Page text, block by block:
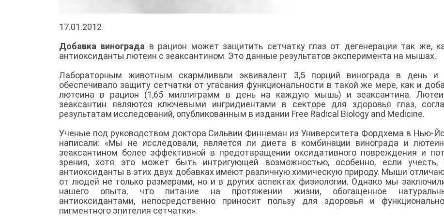
17.01.2012
Добавка винограда в рацион может защитить сетчатку глаз от дегенерации так же,
антиоксиданты лютеин с зеаксантином. Это данные результатов эксперимента на мышах.
Лабораторным животным скармливали эквивалент 3,5 порций винограда в день и
обеспечивало защиту сетчатки от угасания функциональности в такой же мере, как и
лютеина в рацион (1,65 миллиграмм в день на каждую мышь) и зеаксантина.
зеаксантин являются ключевыми ингридиентами в секторе для здоровья глаз,
результатам исследований, опубликованным в издании Free Radical Biology and Medicine.
Ученые под руководством доктора Сильвии Финнеман из Университета Фордхема в Нью-
написали: «Мы не исследовали, является ли диета в комбинации винограда и
зеаксантином более эффективной в предотвращении оксидативного повреждения и
зрения, хотя это может быть интригующей возможностью, особенно, если учесть,
антиоксиданты в этих двух добавках имеют различную химическую природу. Мыши
от людей не только размерами, но и в других аспектах физиологии. Однако мы
нашего опыта, что питание на протяжении жизни, обогащенное
антиоксидантами, непосредственно приносит пользу для здоровья и
пигментного эпителия сетчатки».